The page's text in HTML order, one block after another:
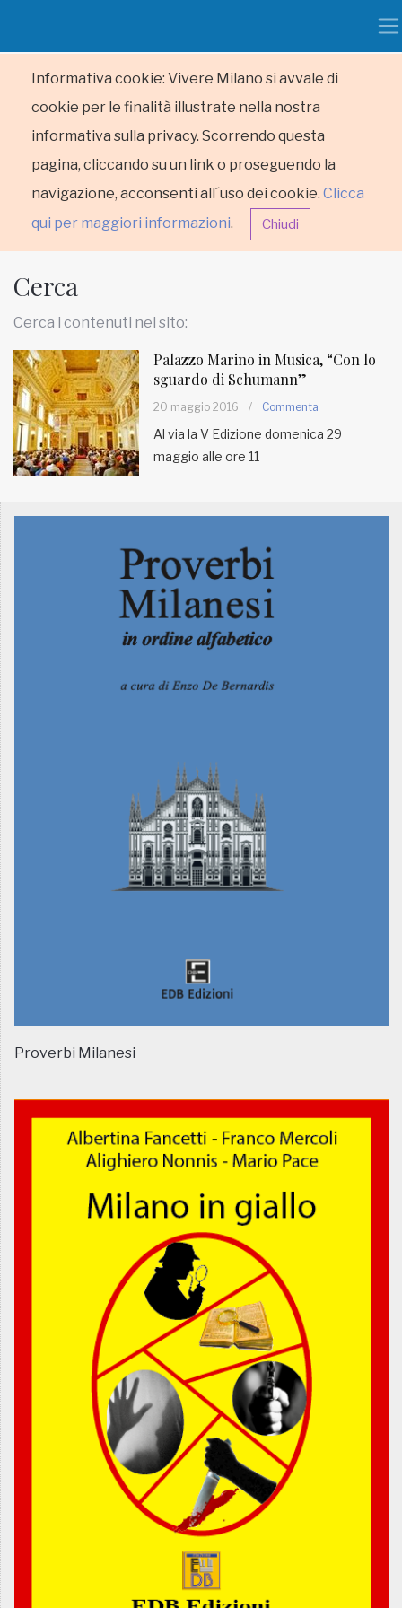
Informativa cookie: Vivere Milano si avvale di
cookie per le finalità illustrate nella nostra
informativa sulla privacy. Scorrendo questa
pagina, cliccando su un link o proseguendo la
navigazione, acconsenti all´uso dei cookie. Clicca
qui per maggiori informazioni. Chiudi
HOME
RUBRICHE
MUNICIPI
www.viveremilano.info
Fondato e diretto da Enzo De
Imbonati, 89 20159 Milano (Italia)
Cerca
Cerca i contenuti nel sito:
Palazzo Marino in Musica, “Con lo
sguardo di Schumann”
20 maggio 2016 / Commenta
Al via la V Edizione domenica 29
maggio alle ore 11
Proverbi Milanesi